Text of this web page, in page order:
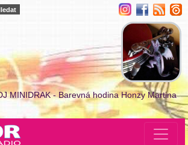
MINIDRAK - Barevná hodina Honzy Martina